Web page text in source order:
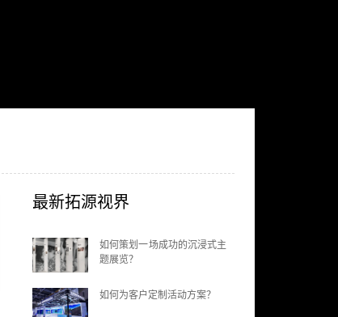
最新拓源视界
如何策划一场成功的沉浸式主
题展览？
如何为客户定制活动方案？